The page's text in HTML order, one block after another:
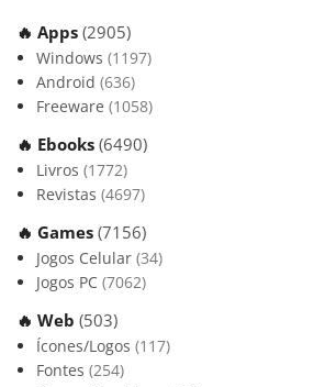
🔥 Apps (2905)
Windows (1197)
Android (636)
Freeware (1058)
🔥 Ebooks (6490)
Livros (1772)
Revistas (4697)
🔥 Games (7156)
Jogos Celular (34)
Jogos PC (7062)
🔥 Web (503)
Ícones/Logos (117)
Fontes (254)